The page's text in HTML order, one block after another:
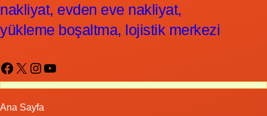
nakliyat, evden eve nakliyat,
yükleme boşaltma, lojistik merkezi
Facebook X Instagram YouTube
Ana Sayfa